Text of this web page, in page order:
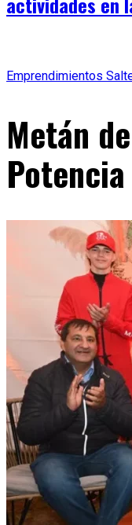
Emprendimientos
Metán
Potencia